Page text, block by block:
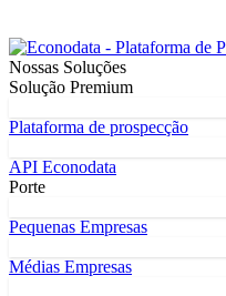
Nossas Soluções
Solução Premium
Plataforma de prospecção
API Econodata
Porte
Pequenas Empresas
Médias Empresas